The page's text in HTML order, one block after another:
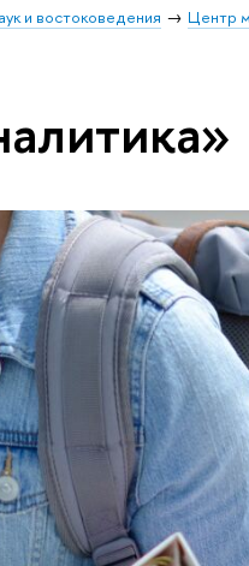
и востоковедения
Центр